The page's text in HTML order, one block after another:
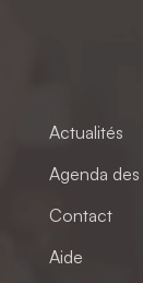
Actualités
Agenda
Contact
Aide